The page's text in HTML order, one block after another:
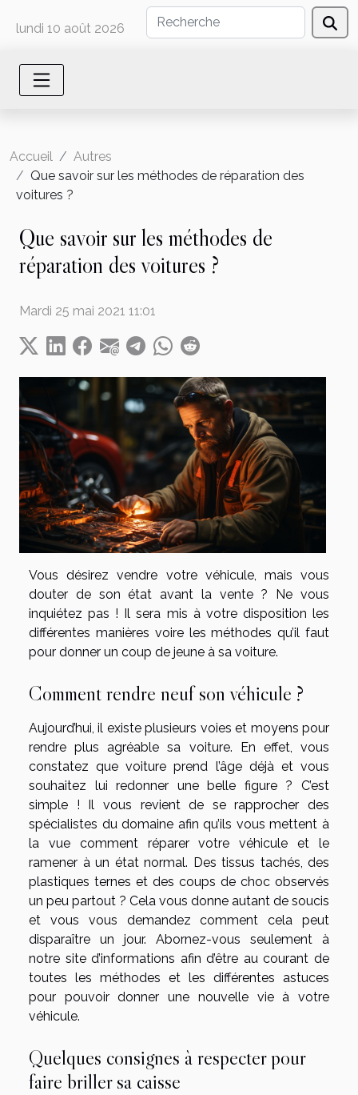
lundi 10 août 2026
Accueil
Autres
Que savoir sur les méthodes de réparation des
voitures ?
Que savoir sur les méthodes de
réparation des voitures ?
Mardi 25 mai 2021 11:01
Vous désirez vendre votre véhicule, mais vous
douter de son état avant la vente ? Ne vous
inquiétez pas ! Il sera mis à votre disposition les
différentes manières voire les méthodes qu’il faut
pour donner un coup de jeune à sa voiture.
Comment rendre neuf son véhicule ?
Aujourd’hui, il existe plusieurs voies et moyens pour
rendre plus agréable sa voiture. En effet, vous
constatez que voiture prend l’âge déjà et vous
souhaitez lui redonner une belle figure ? C’est
simple ! Il vous revient de se rapprocher des
spécialistes du domaine afin qu’ils vous mettent à
la vue comment réparer votre véhicule et le
ramener à un état normal. Des tissus tachés, des
plastiques ternes et des coups de choc observés
un peu partout ? Cela vous donne autant de soucis
et vous vous demandez comment cela peut
disparaître un jour. Abornez-vous seulement à
notre site d’informations afin d’être au courant de
toutes les méthodes et les différentes astuces
pour pouvoir donner une nouvelle vie à votre
véhicule.
Quelques consignes à respecter pour
faire briller sa caisse